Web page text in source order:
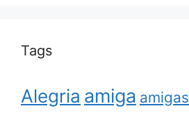
Tags
Alegria amiga amigas